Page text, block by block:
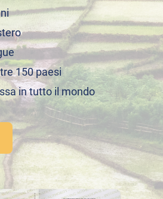
150 paesi
in tutto il mondo